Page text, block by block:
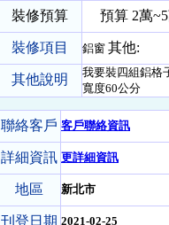
裝修預算 預算 2萬
裝修項目 鋁窗 其他:
其他說明
我要裝四組鋁格
寬度60公分
聯絡客戶 客戶聯絡資訊
詳細資訊 更詳細資訊
地區 新北市
刊登日期 2021-02-25